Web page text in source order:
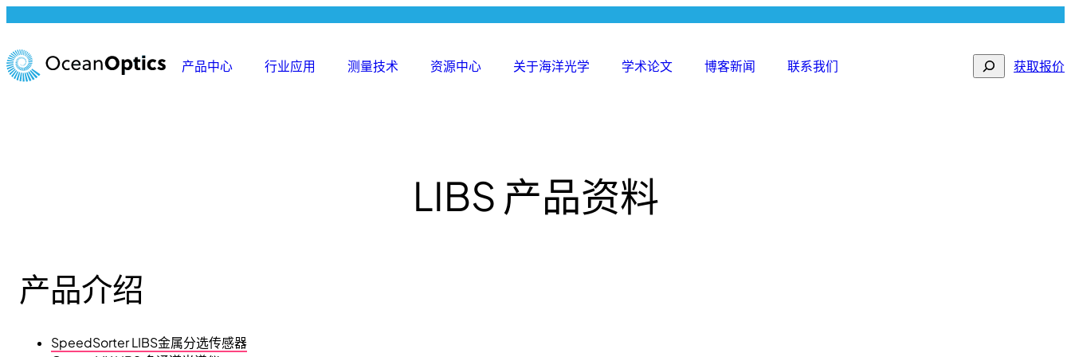
内
容
产品中心 行业应用 测量技术 资源中心 关于海洋光学 学术论文 博客新闻 联系我们 Search获取报价
LIBS 产品资料
产品介绍
SpeedSorter LIBS金属分选传感器